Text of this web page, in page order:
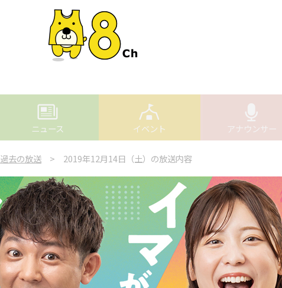
ニュース イベント アナウンサー
過去の放送 > 2019年12月14日（土）の放送内容